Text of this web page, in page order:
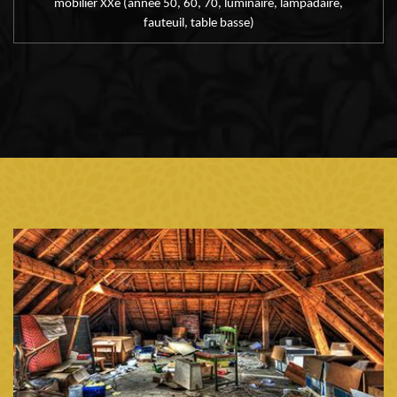
mobilier XXe (année 50, 60, 70, luminaire, lampadaire,
fauteuil, table basse)